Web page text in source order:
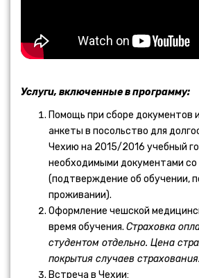
Услуги, включенные в программу:
Помощь при сборе документов
анкеты в посольство для
Чехию на 2015/2016 учебный
необходимыми документами
(подтверждение об обучении,
проживании).
Оформление чешской
время обучения. Страховка
студентом отдельно. Цена
покрытия случаев страхования.
Встреча в Чехии: